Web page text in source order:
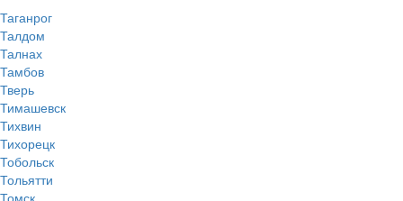
Таганрог
Талдом
Талнах
Тамбов
Тверь
Тимашевск
Тихвин
Тихорецк
Тобольск
Тольятти
Томск